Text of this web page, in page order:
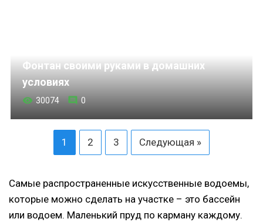
Фонтан своими руками в домашних
условиях
30074 0
1 2 3 Следующая »
Самые распространенные искусственные водоемы,
которые можно сделать на участке – это бассейн
или водоем. Маленький пруд по карману каждому.